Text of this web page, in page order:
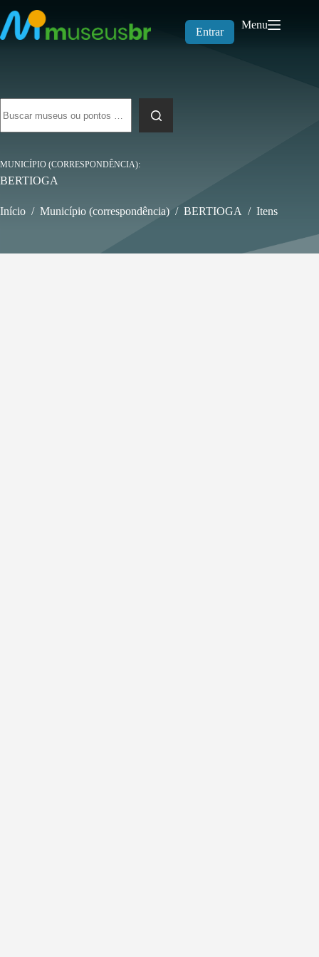
para
o
conteúdo
Entrar
Menu
resultados
MUNICÍPIO (CORRESPONDÊNCIA)
BERTIOGA
Início / Município (correspondência) / BERTIOGA / Itens